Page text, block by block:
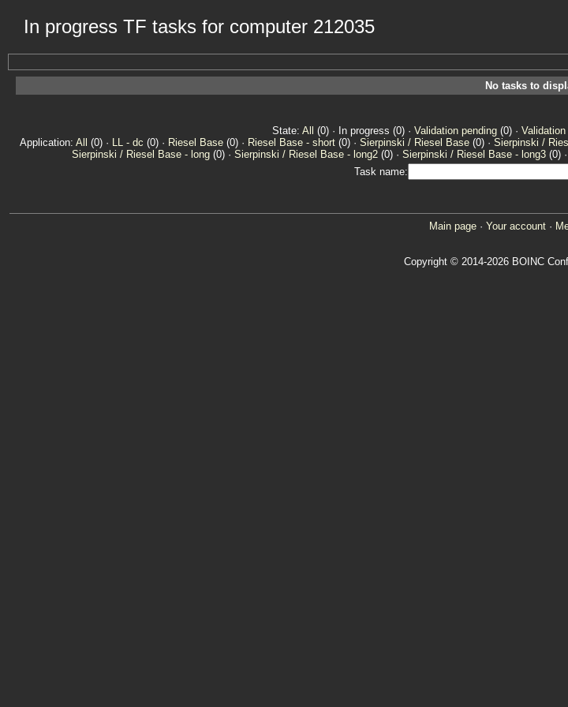
In progress TF tasks for computer 212035
No tasks to
State: All (0) · In progress (0) · Validation pending (0) ·
Application: All (0) · LL - dc (0) · Riesel Base(0) · Riesel Base - short(0) · Sierpinski / Riesel Base(0) · Sierpinski /
Sierpinski / Riesel Base - long(0) · Sierpinski / Riesel Base - long2(0) · Sierpinski / Riesel Base - long3(0) ·
Task name:
Main page · Your account ·
Copyright © 2014-2026 BOINC